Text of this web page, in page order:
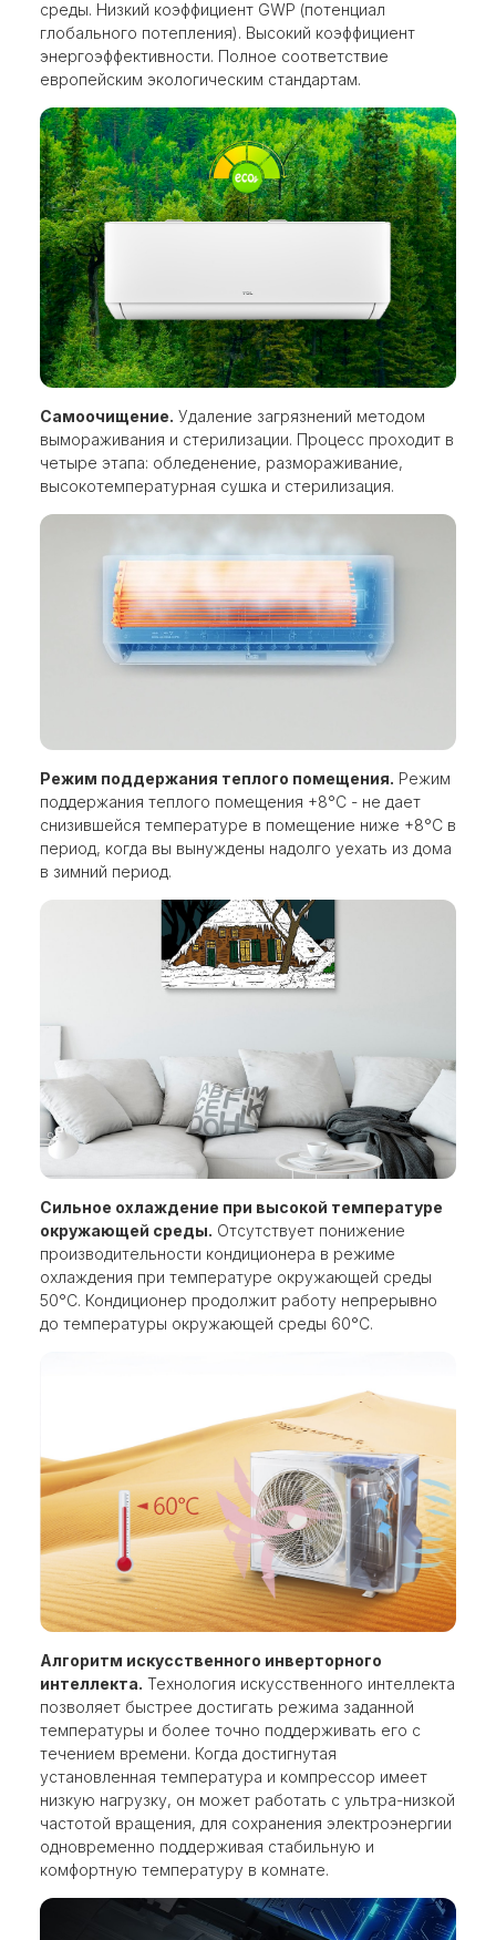
среды. Низкий коэффициент GWP (потенциал
глобального потепления). Высокий коэффициент
энергоэффективности. Полное соответствие
европейским экологическим стандартам.
Самоочищение. Удаление загрязнений методом
вымораживания и стерилизации. Процесс проходит в
четыре этапа: обледенение, размораживание,
высокотемпературная сушка и стерилизация.
Режим поддержания теплого помещения. Режим
поддержания теплого помещения +8°C - не дает
снизившейся температуре в помещение ниже +8°C в
период, когда вы вынуждены надолго уехать из дома
в зимний период.
Сильное охлаждение при высокой температуре
окружающей среды. Отсутствует понижение
производительности кондиционера в режиме
охлаждения при температуре окружающей среды
50°C. Кондиционер продолжит работу непрерывно
до температуры окружающей среды 60°C.
Алгоритм искусственного инверторного
интеллекта. Технология искусственного интеллекта
позволяет быстрее достигать режима заданной
температуры и более точно поддерживать его с
течением времени. Когда достигнутая
установленная температура и компрессор имеет
низкую нагрузку, он может работать с ультра-низкой
частотой вращения, для сохранения электроэнергии
одновременно поддерживая стабильную и
комфортную температуру в комнате.